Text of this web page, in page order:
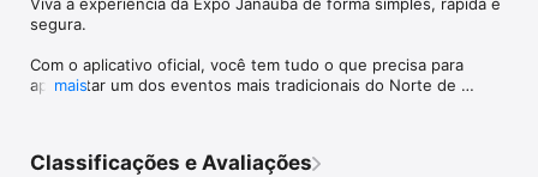
segura.
Com o aplicativo oficial, você tem tudo o que precisa para
aproveitar um dos eventos mais tradicionais do Norte de
shows, rodeio, exposições, leilões e diversas atrações para
mais
Classificações e Avaliações